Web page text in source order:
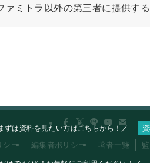
ミトラ以外の第三者に提供す
シー 編集者ポリシー 著者一覧
ずは資料を見たい方はこちらから！／